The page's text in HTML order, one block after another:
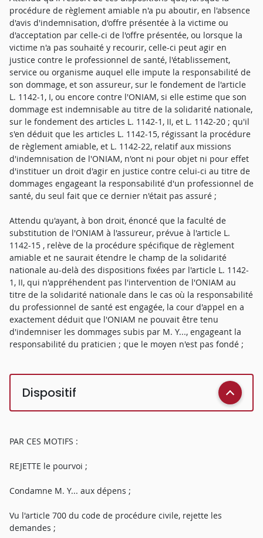
procédure de règlement amiable n'a pu aboutir, en l'absence
d'avis d'indemnisation, d'offre présentée à la victime ou
d'acceptation par celle-ci de l'offre présentée, ou lorsque la
victime n'a pas souhaité y recourir, celle-ci peut agir en
justice contre le professionnel de santé, l'établissement,
service ou organisme auquel elle impute la responsabilité de
son dommage, et son assureur, sur le fondement de l'article
L. 1142-1, I, ou encore contre l'ONIAM, si elle estime que son
dommage est indemnisable au titre de la solidarité nationale,
sur le fondement des articles L. 1142-1, II, et L. 1142-20 ; qu'il
s'en déduit que les articles L. 1142-15, régissant la procédure
de règlement amiable, et L. 1142-22, relatif aux missions
d'indemnisation de l'ONIAM, n'ont ni pour objet ni pour effet
d'instituer un droit d'agir en justice contre celui-ci au titre de
dommages engageant la responsabilité d'un professionnel de
santé, du seul fait que ce dernier n'était pas assuré ;
Attendu qu'ayant, à bon droit, énoncé que la faculté de
substitution de l'ONIAM à l'assureur, prévue à l'article L.
1142-15 , relève de la procédure spécifique de règlement
amiable et ne saurait étendre le champ de la solidarité
nationale au-delà des dispositions fixées par l'article L. 1142-
1, II, qui n'appréhendent pas l'intervention de l'ONIAM au
titre de la solidarité nationale dans le cas où la responsabilité
du professionnel de santé est engagée, la cour d'appel en a
exactement déduit que l'ONIAM ne pouvait être tenu
d'indemniser les dommages subis par M. Y..., engageant la
responsabilité du praticien ; que le moyen n'est pas fondé ;
Dispositif
PAR CES MOTIFS :
REJETTE le pourvoi ;
Condamne M. Y... aux dépens ;
Vu l'article 700 du code de procédure civile, rejette les
demandes ;